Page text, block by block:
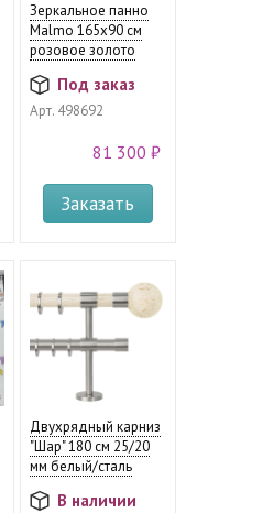
Зеркальное панно
Malmo 165х90 см
розовое золото
Под заказ
Арт.498692
81 300 ₽
Заказать
Двухрядный карниз
"Шар" 180 см 25/20
мм белый/сталь
В наличии